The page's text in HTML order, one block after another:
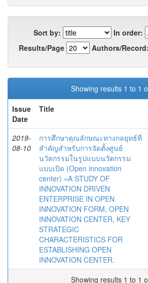
Sort by:
In order:
Results/Page
Authors/Record:
Showing results 1 to 1
Issue
Date
Title
2019-
08-10
การศึกษาคุณลักษณะทางกลยุทธ์ที่
สำคัญสำหรับการจัดตั้งศูนย์
นวัตกรรมในรูปแบบนวัตกรรม
แบบเปิด (Open innovation
center) =A STUDY OF
INNOVATION DRIVEN
ENTERPRISE IN OPEN
INNOVATION FORM, OPEN
INNOVATION CENTER, KEY
STRATEGIC
CHARACTERISTICS FOR
ESTABLISHING OPEN
INNOVATION CENTER.
Showing results 1 to 1